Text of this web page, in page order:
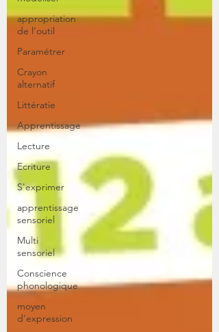
appropriation
de l'outil
Paramétrer
Crayon
alternatif
Littératie
Apprentissage
Lecture
Ecriture
S'exprimer
apprentissage
sensoriel
Multi
sensoriel
Conscience
phonologique
moyen
d'expression